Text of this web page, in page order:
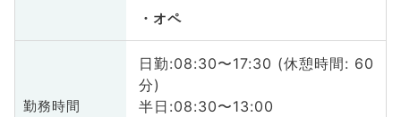
オペ
勤務時間
日勤:08:30〜17:30 (休憩時間: 60
分)
半日:08:30〜13:00